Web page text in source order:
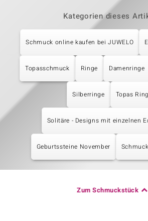
Kategorien dieses
Schmuck online kaufen bei JUWELO
Topasschmuck Ringe Damenringe
Silberringe Topas
Solitäre - Designs mit einzelnen
Geburtssteine November
Zum Schmuckstück